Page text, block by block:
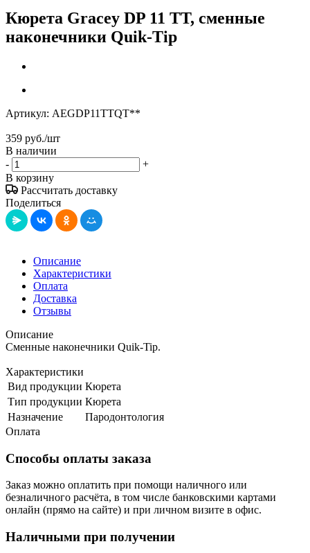
Кюрета Gracey DP 11 TT, сменные
наконечники Quik-Tip
Артикул: AEGDP11TTQT**
359 руб./шт
В наличии
-
+
В корзину
Рассчитать доставку
Поделиться
Описание
Характеристики
Оплата
Доставка
Отзывы
Описание
Сменные наконечники Quik-Tip.
Характеристики
Вид продукции Кюрета
Тип продукции Кюрета
Назначение
Пародонтология
Оплата
Способы оплаты заказа
Заказ можно оплатить при помощи наличного или
безналичного расчёта, в том числе банковскими картами
онлайн (прямо на сайте) и при личном визите в офис.
Наличными при получении